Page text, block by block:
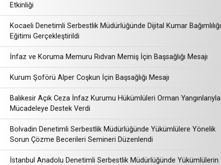
Etkinliği
Kocaeli Denetimli Serbestlik Müdürlüğünde Dijital Kumar Bağımlılığı
Eğitimi Gerçekleştirildi
İnfaz ve Koruma Memuru Rıdvan Memiş İçin Başsağlığı Mesajı
Kurum Şoförü Alper Coşkun İçin Başsağlığı Mesajı
Balıkesir Açık Ceza İnfaz Kurumu Hükümlüleri Orman Yangınlarıyla
Mücadeleye Destek Verdi
Bolvadin Denetimli Serbestlik Müdürlüğünde Yükümlülere Yönelik
Sorun Çözme Becerileri Semineri Düzenlendi
İstanbul Anadolu Denetimli Serbestlik Müdürlüğünde Yükümlülerin